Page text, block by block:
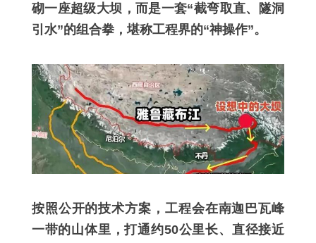
砌一座超级大坝，而是一套“截弯取直、隧洞
引水”的组合拳，堪称工程界的“神操作”。
按照公开的技术方案，工程会在南迦巴瓦峰
一带的山体里，打通约50公里长、直径接近